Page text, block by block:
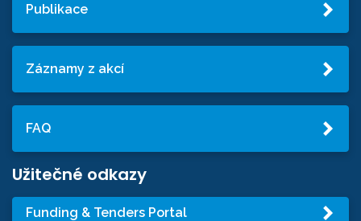
Publikace
Záznamy z akcí
FAQ
Užitečné odkazy
Funding & Tenders Portal